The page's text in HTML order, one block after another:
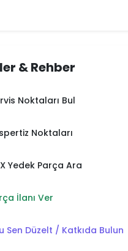
& Rehber
Noktaları Bul
Noktaları
Yedek Parça Ara
İlanı Ver
Sen Düzelt / Katkıda Bulun